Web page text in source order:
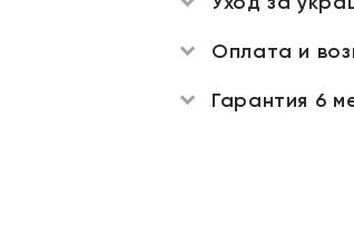
Оплата и
Гарантия 6